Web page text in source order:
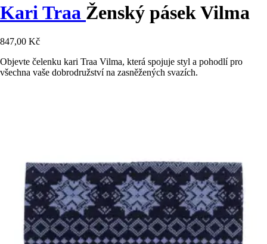
Kari Traa Ženský pásek Vilma
847,00 Kč
Objevte čelenku kari Traa Vilma, která spojuje styl a pohodlí pro
všechna vaše dobrodružství na zasněžených svazích.